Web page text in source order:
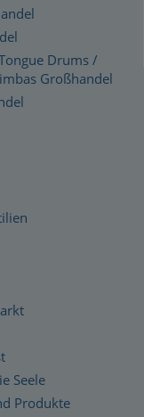
Drums /
Großhandel
Seele
Produkte